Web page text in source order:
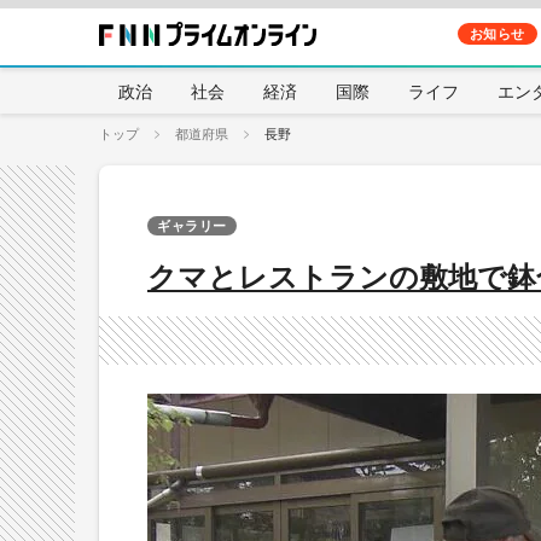
お知らせ
政治 社会 経済 国際 ライフ エン
トップ 都道府県 長野
クマとレストランの敷地で
ギャラリー